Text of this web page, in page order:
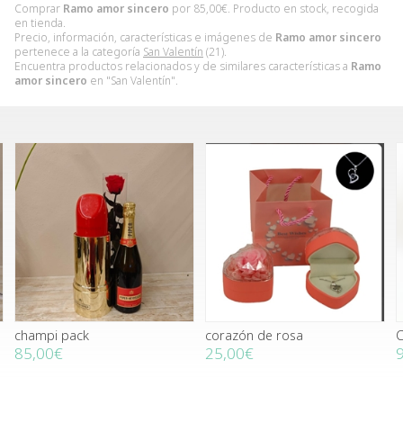
Comprar Ramo amor sincero por 85,00€. Producto en stock, recogida
en tienda.
Precio, información, características e imágenes de Ramo amor sincero
pertenece a la categoría San Valentín (21).
Encuentra productos relacionados y de similares características a Ramo
amor sincero en "San Valentín".
champi pack
85,00€
corazón de rosa
25,00€